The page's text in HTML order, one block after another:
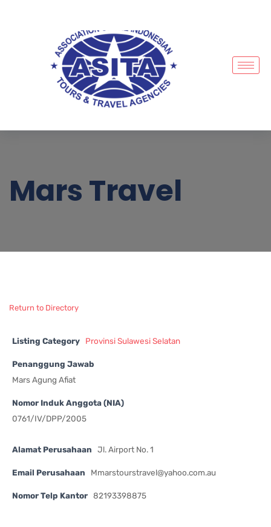
Mars Travel
Return to Directory
Listing Category Provinsi Sulawesi Selatan
Penanggung Jawab
Mars Agung Afiat
Nomor Induk Anggota (NIA)
0761/IV/DPP/2005
Alamat Perusahaan Jl. Airport No. 1
Email Perusahaan Mmarstourstravel@yahoo.com.au
Nomor Telp Kantor 82193398875